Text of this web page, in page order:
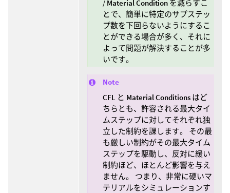
/ Material Condition を減らすこ
とで、簡単に特定のサプステッ
プ数を下回らないようにするこ
とができる場合が多く、それに
よって問題が解決することが多
いです。
Note
CFL と Material Conditions はど
ちらとも、許容される最大タイ
ムステップに対してそれぞれ独
立した制約を課します。 その最
も厳しい制約がその最大タイム
ステップを駆動し、反対に緩い
制約ほど、ほとんど影響を与え
ません。 つまり、非常に硬いマ
テリアルをシミュレーションす